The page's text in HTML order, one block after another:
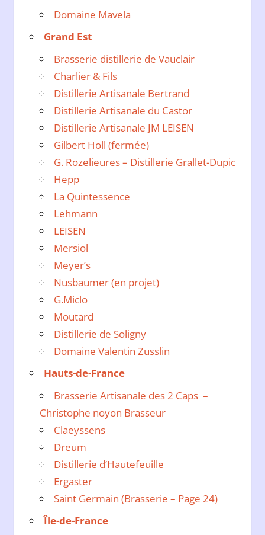
Domaine Mavela
Grand Est
Brasserie distillerie de Vauclair
Charlier & Fils
Distillerie Artisanale Bertrand
Distillerie Artisanale du Castor
Distillerie Artisanale JM LEISEN
Gilbert Holl (fermée)
G. Rozelieures – Distillerie Grallet-Dupic
Hepp
La Quintessence
Lehmann
LEISEN
Mersiol
Meyer’s
Nusbaumer (en projet)
G.Miclo
Moutard
Distillerie de Soligny
Domaine Valentin Zusslin
Hauts-de-France
Brasserie Artisanale des 2 Caps –
Christophe noyon Brasseur
Claeyssens
Dreum
Distillerie d’Hautefeuille
Ergaster
Saint Germain (Brasserie – Page 24)
Île-de-France